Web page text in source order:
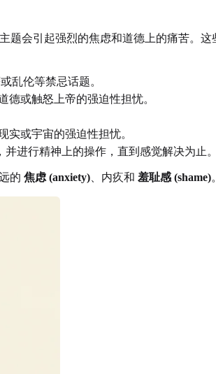
题会引起强烈的焦虑和道德上的痛苦。这
乱伦等禁忌话题。
德或触怒上帝的强迫性担忧。
实或宇宙的强迫性担忧。
并进行精神上的操作，直到感觉解决为止。
的 焦虑 (anxiety) 、内疚和 羞耻感 (shame)。